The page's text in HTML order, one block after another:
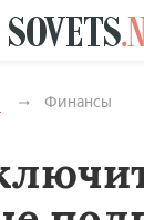
Финансы